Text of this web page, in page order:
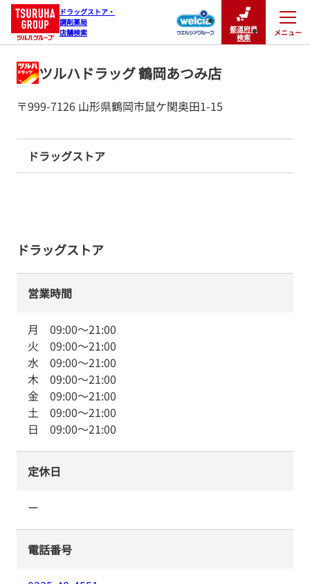
ドラッグストア・
調剤薬局
店舗検索
都道府県
検索
メニュー
閉じる
ツルハドラッグ 鶴岡あつみ店
〒999-7126 山形県鶴岡市鼠ケ関奥田1-15
ドラッグストア
ドラッグストア
営業時間
月 09:00～21:00
火 09:00～21:00
水 09:00～21:00
木 09:00～21:00
金 09:00～21:00
土 09:00～21:00
日 09:00～21:00
定休日
ー
電話番号